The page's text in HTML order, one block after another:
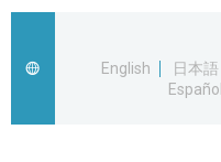
English
日本語
Español